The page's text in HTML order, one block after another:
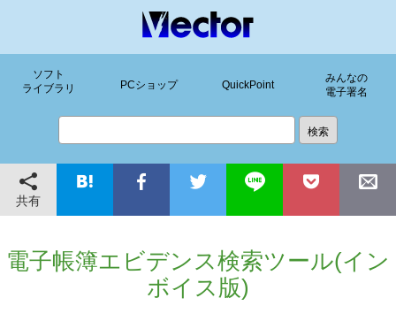
ソフト
ライブラリ
PCショップ QuickPoint
みんなの
電子署名
共有
電子帳簿エビデンス検索ツール(イン
ボイス版)